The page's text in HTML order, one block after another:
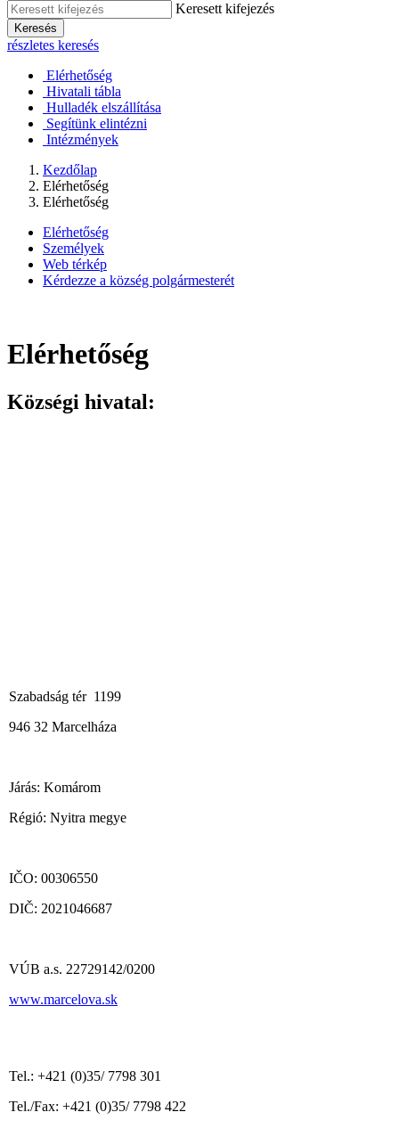
Keresett kifejezés
Keresés
részletes keresés
Elérhetőség
Hivatali tábla
Hulladék elszállítása
Segítünk elintézni
Intézmények
Kezdőlap
Elérhetőség
Elérhetőség
Elérhetőség
Személyek
Web térkép
Kérdezze a község polgármesterét
Elérhetőség
Községi hivatal:
Szabadság tér 1199
946 32 Marcelháza
Járás: Komárom
Régió: Nyitra megye
IČO: 00306550
DIČ: 2021046687
VÚB a.s. 22729142/0200
www.marcelova.sk
Tel.: +421 (0)35/ 7798 301
Tel./Fax: +421 (0)35/ 7798 422